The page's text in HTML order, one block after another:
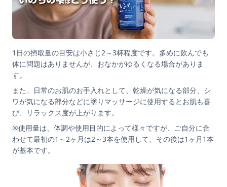
1日の摂取量の目安は小さじ2～3杯程度です。多めに飲んでも
体に問題はありませんが、おなかがゆるくなる場合がありま
す。
また、日常のお肌のお手入れとして、乾燥が気になる部分、シ
ワが気になる部分などに塗りマッサージに使用するとお肌も喜
び、リラックス度が上がります。
※使用量は、体調や使用目的によって様々ですが、ご自分に合
わせて最初の1～2ヶ月は2～3本を使用して、その後は1ヶ月1本
が基本です。